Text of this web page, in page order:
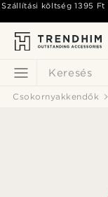
Keresés
Szállítási költség1395 Ft
Csokornyakkendők